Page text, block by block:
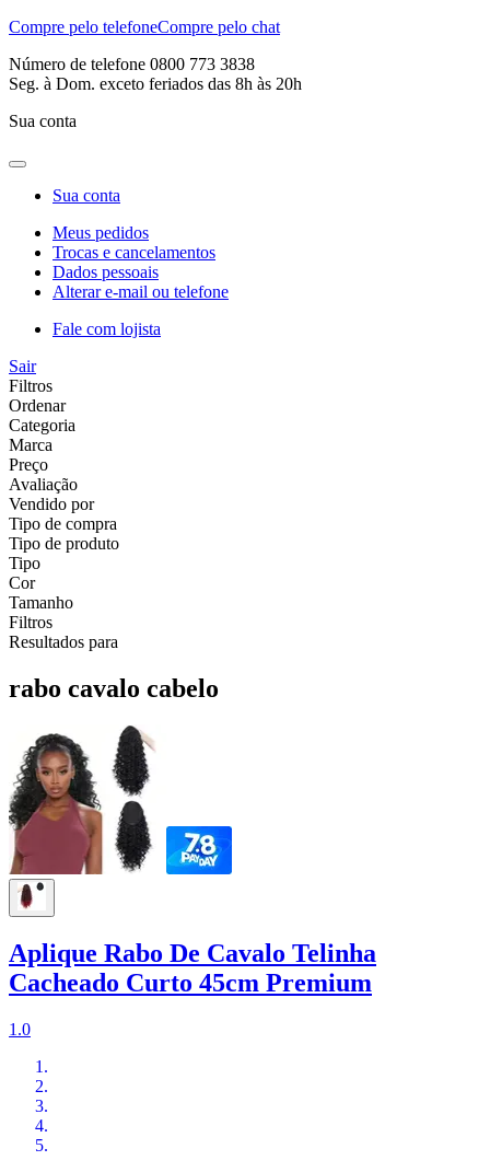
Compre pelo telefoneCompre pelo chat
Número de telefone 0800 773 3838
Seg. à Dom. exceto feriados das 8h às 20h
Sua conta
Sua conta
Meus pedidos
Trocas e cancelamentos
Dados pessoais
Alterar e-mail ou telefone
Fale com lojista
Sair
Filtros
Ordenar
Categoria
Marca
Preço
Avaliação
Vendido por
Tipo de compra
Tipo de produto
Tipo
Cor
Tamanho
Filtros
Resultados para
rabo cavalo cabelo
Aplique Rabo De Cavalo Telinha
Cacheado Curto 45cm Premium
1.0